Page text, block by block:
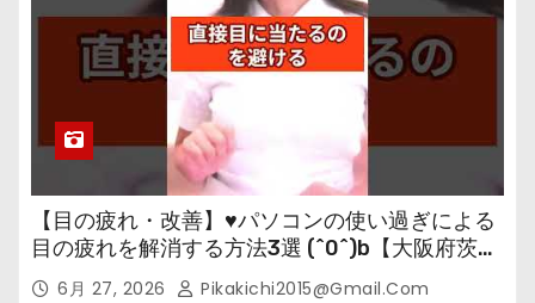
【目の疲れ・改善】♥パソコンの使い過ぎによる
目の疲れを解消する方法3選 (^0^)b【大阪府茨木
市の女性・美容鍼灸・整体師が教えます。】
6月 27, 2026 Pikakichi2015@gmail.com